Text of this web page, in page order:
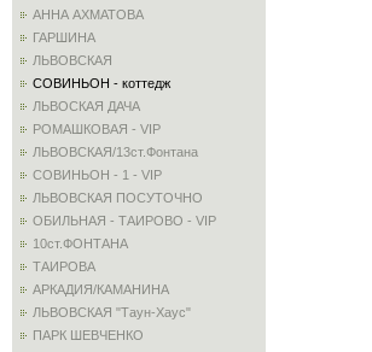
АННА АХМАТОВА
ГАРШИНА
ЛЬВОВСКАЯ
СОВИНЬОН - коттедж
ЛЬВОСКАЯ ДАЧА
РОМАШКОВАЯ - VIP
ЛЬВОВСКАЯ/13ст.Фонтана
СОВИНЬОН - 1 - VIP
ЛЬВОВСКАЯ ПОСУТОЧНО
ОБИЛЬНАЯ - ТАИРОВО - VIP
10ст.ФОНТАНА
ТАИРОВА
АРКАДИЯ/КАМАНИНА
ЛЬВОВСКАЯ "Таун-Хаус"
ПАРК ШЕВЧЕНКО